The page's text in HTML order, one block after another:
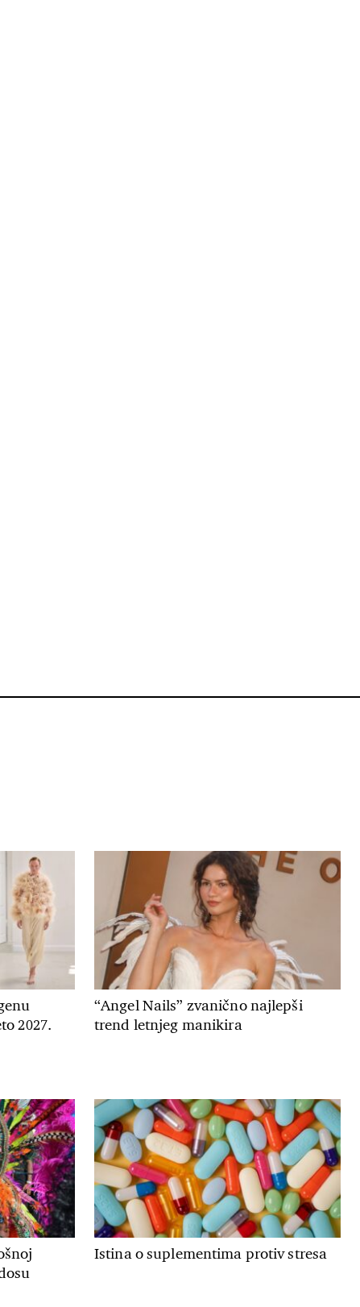
2027.
“Angel Nails” zvanično najlepši
trend letnjeg manikira
Istina o suplementima protiv stresa